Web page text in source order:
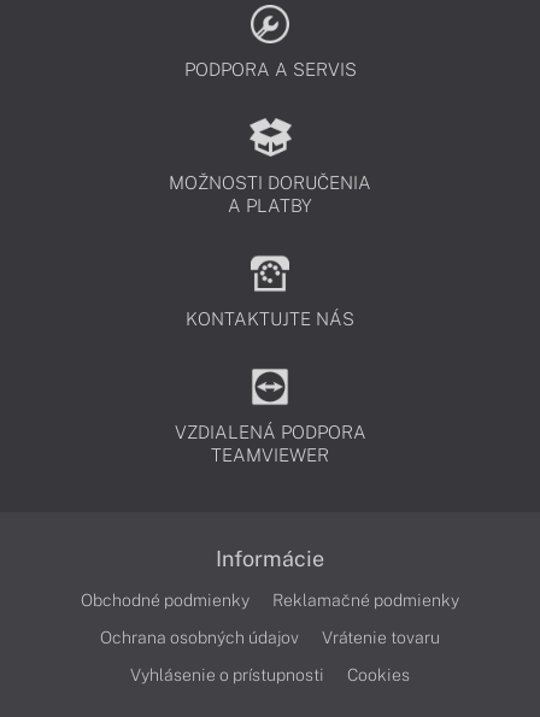
PODPORA A SERVIS
MOŽNOSTI DORUČENIA
A PLATBY
KONTAKTUJTE NÁS
VZDIALENÁ PODPORA
TEAMVIEWER
Informácie
Obchodné podmienky
Reklamačné podmienky
Ochrana osobných údajov
Vrátenie tovaru
Vyhlásenie o prístupnosti
Cookies